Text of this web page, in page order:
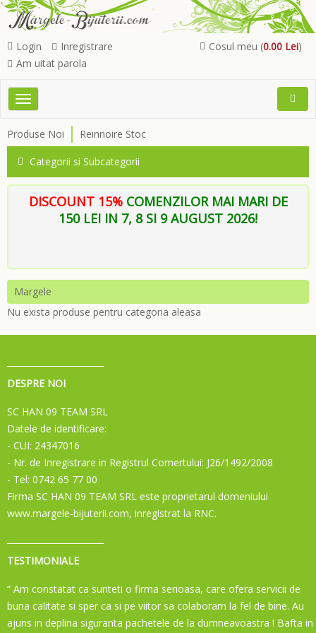
Cosul meu (0.00 Lei)
Login
Inregistrare
Am uitat parola
Toggle
Open
Produse Noi Reinnoire Stoc
Categorii si Subcategorii
DISCOUNT 15% COMENZILOR MAI MARI DE
150 LEI IN 7, 8 SI 9 AUGUST 2026!
Margele
Nu exista produse pentru categoria aleasa
DESPRE NOI
SC HAN 09 TEAM SRL
Datele de identificare:
- CUI: 24347016
- Nr. de Inregistrare in Registrul Comertului: J26/1492/2008
- Tel: 0742 65 77 00
Firma SC HAN 09 TEAM SRL este proprietarul domeniului
www.margele-bijuterii.com, inregistrat la RNC.
TESTIMONIALE
“ Am constatat ca sunteti o firma serioasa, care ofera servicii de
buna calitate si sper ca si pe viitor sa colaboram la fel de bine. Au
ajuns in deplina siguranta pachetele de la dumneavoastra ! Bafta in